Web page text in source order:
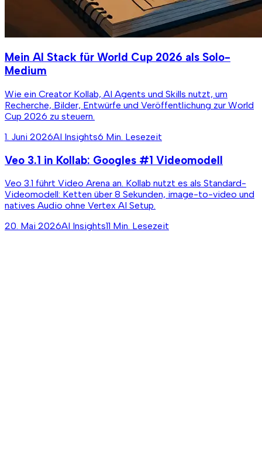
Mein AI Stack für World Cup 2026 als Solo-
Medium
Wie ein Creator Kollab, AI Agents und Skills nutzt, um
Recherche, Bilder, Entwürfe und Veröffentlichung zur World
Cup 2026 zu steuern.
1. Juni 2026AI Insights6 Min. Lesezeit
Veo 3.1 in Kollab: Googles #1 Videomodell
Veo 3.1 führt Video Arena an. Kollab nutzt es als Standard-
Videomodell: Ketten über 8 Sekunden, image-to-video und
natives Audio ohne Vertex AI Setup.
20. Mai 2026AI Insights11 Min. Lesezeit